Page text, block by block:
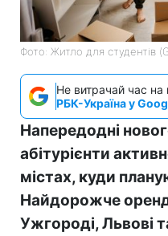
Фото: Житло для студентів
Не витрачай час на
РБК-Україна у
Напередодні
абітурієнти
містах, куди
Найдорожче
Ужгороді, Львові